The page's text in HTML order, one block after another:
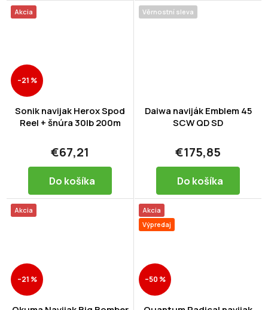
Akcia
–21 %
Sonik navijak Herox Spod
Reel + šnúra 30lb 200m
€67,21
Do košíka
Věrnostní sleva
Daiwa naviják Emblem 45
SCW QD SD
€175,85
Do košíka
Akcia
–21 %
Akcia
Výpredaj
–50 %